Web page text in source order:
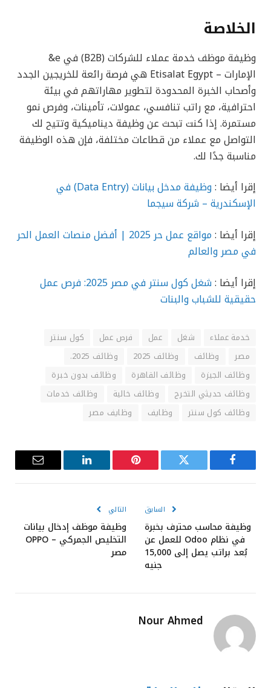
الخلاصة
وظيفة موظف خدمة عملاء للشركات (B2B) في e&
الإمارات – Etisalat Egypt هي فرصة رائعة للخريجين الجدد
وأصحاب الخبرة المحدودة لتطوير مهاراتهم في بيئة
احترافية، مع راتب تنافسي، عمولات، تأمينات، وفرص نمو
مستمرة. إذا كنت تبحث عن وظيفة ديناميكية وتتيح لك
التواصل مع عملاء من قطاعات مختلفة، فإن هذه الوظيفة
مناسبة جدًا لك.
إقرا أيضا :
وظيفة مدخل بيانات (Data Entry) في
الإسكندرية – شركة سيجما
إقرا أيضا :
مواقع عمل حر 2025 | أفضل منصات العمل الحر
في مصر والعالم
إقرا أيضا :
شغل كول سنتر في مصر 2025: فرص عمل
حقيقية للشباب والبنات
خدمة عملاء شغل عمل فرص عمل
كول سنتر
مصر
وظائف وظائف 2025
وظائف 2025.
وظائف الجيزة
وظائف القاهرة
وظائف بدون خبرة
وظائف حديثي التخرج
وظائف خالية
وظائف خدمات
وظائف كول سنتر
وظايف وظايف مصر
فيسبوك تويتر بينتيريست لينكدإن
البريد
السابق
وظيفة محاسب محترف بخبرة
في نظام Odoo للعمل عن
بُعد براتب يصل إلى 15,000
جنيه
التالي
وظيفة موظف إدخال بيانات
التخليص الجمركي – OPPO
مصر
Nour Ahmed